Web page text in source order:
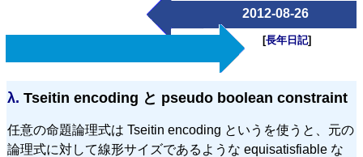
2012-08-26
[長年日記]
λ. Tseitin encoding と pseudo boolean constraint
任意の命題論理式は Tseitin encoding というを使うと、元の
論理式に対して線形サイズであるような equisatisfiable な